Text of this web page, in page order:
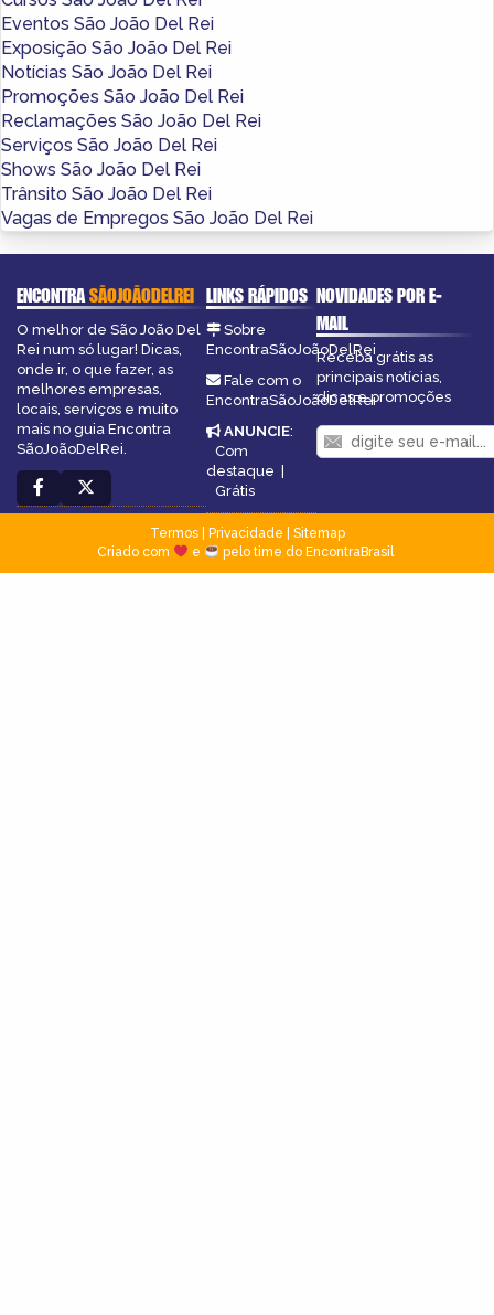
Eventos São João Del Rei
Exposição São João Del Rei
Notícias São João Del Rei
Promoções São João Del Rei
Reclamações São João Del Rei
Serviços São João Del Rei
Shows São João Del Rei
Trânsito São João Del Rei
Vagas de Empregos São João Del Rei
ENCONTRASÃOJOÃODELREI
O melhor de São João Del
Rei num só lugar! Dicas,
onde ir, o que fazer, as
melhores empresas,
locais, serviços e muito
mais no guia Encontra
SãoJoãoDelRei.
LINKS RÁPIDOS
Sobre
EncontraSãoJoãoDelRei
Fale com o
EncontraSãoJoãoDelRei
ANUNCIE:
Com
destaque
Grátis
NOVIDADES POR E-
MAIL
Receba grátis as
principais notícias,
dicas e promoções
Termos| Privacidade
Sitemap
Criado com
e pelo time do EncontraBrasil